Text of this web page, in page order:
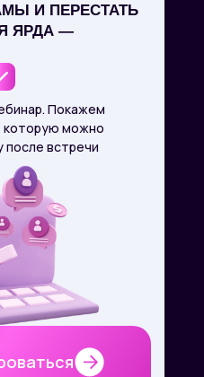
И ПЕРЕСТАТЬ
ЯРДА —
Покажем
которую можно
после встречи